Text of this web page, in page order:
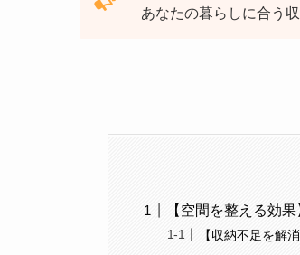
あなたの暮らしに合う
【空間を整える効
【収納不足を解